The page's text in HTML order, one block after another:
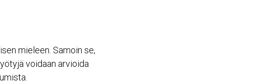
mieleen. Samoin se,
voidaan arvioida